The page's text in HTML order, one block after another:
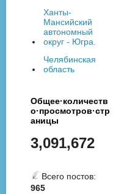
Ханты-
Мансийский
автономный
округ - Югра.
Челябинская
область
Общее·количеств
о·просмотров·стр
аницы
3,091,672
Всего постов:
965